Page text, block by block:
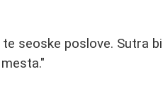
seoske poslove. Sutra